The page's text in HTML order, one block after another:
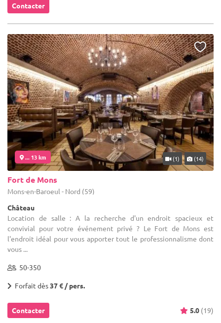
Contacter
... 13 km (1) (14)
Fort de Mons
Mons-en-Baroeul - Nord (59)
Château
Location de salle : A la recherche d'un endroit spacieux et
convivial pour votre événement privé ? Le Fort de Mons est
l'endroit idéal pour vous apporter tout le professionnalisme dont
vous ...
50-350
Forfait dès37 € / pers.
Contacter 5.0 (19)